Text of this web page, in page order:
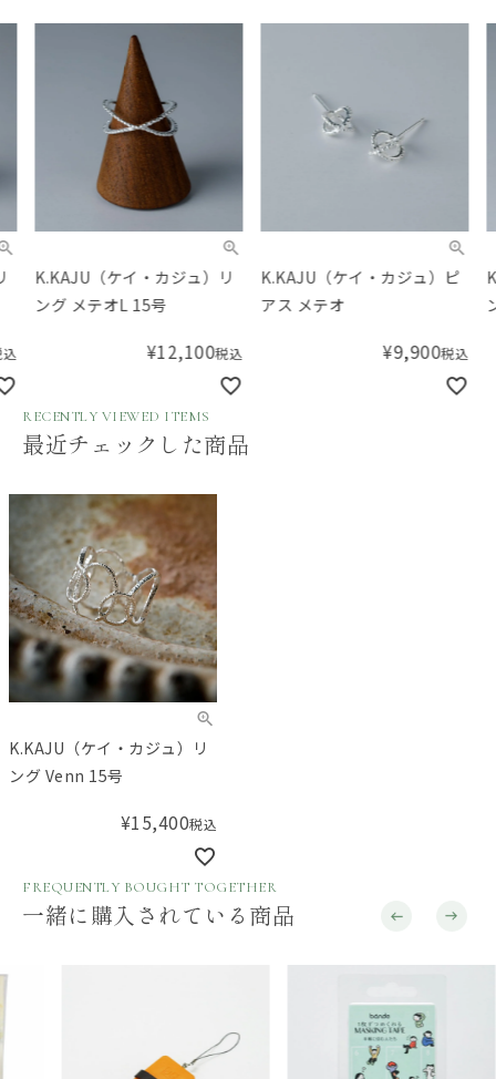
K.KAJU（ケイ・カジュ）リ
ング メテオL 15号
12,100税込
K.KAJU（ケイ・カジュ）ピ
アス メテオ
9,900税込
ン
RECENTLY VIEWED ITEMS
最近チェックした商品
K.KAJU（ケイ・カジュ）リ
ング Venn 15号
¥15,400税込
FREQUENTLY BOUGHT TOGETHER
一緒に購入されている商品